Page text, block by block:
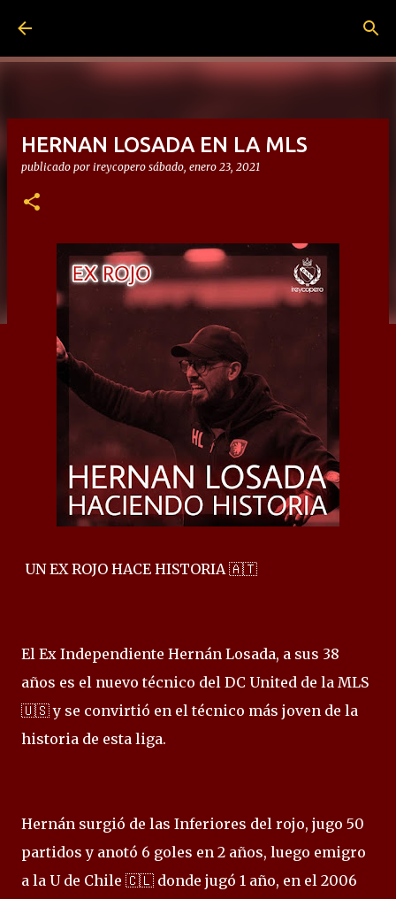
HERNAN LOSADA EN LA MLS
publicado por ireycopero sábado, enero 23, 2021
UN EX ROJO HACE HISTORIA 🇦🇹
El Ex Independiente Hernán Losada, a sus 38
años es el nuevo técnico del DC United de la MLS
🇺🇸 y se convirtió en el técnico más joven de la
historia de esta liga.
Hernán surgió de las Inferiores del rojo, jugo 50
partidos y anotó 6 goles en 2 años, luego emigro
a la U de Chile 🇨🇱 donde jugó 1 año, en el 2006